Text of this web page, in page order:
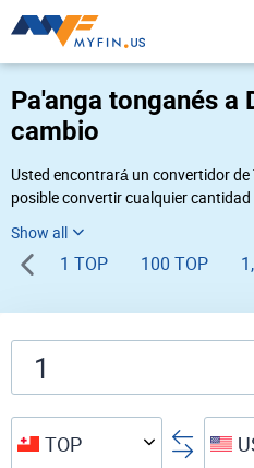
Pa'anga tonganés
cambio
Usted encontrará un convertidor de
posible convertir cualquier
usted necesita una conversión
deUSD TOP.
1 TOP 100 TOP
TOP